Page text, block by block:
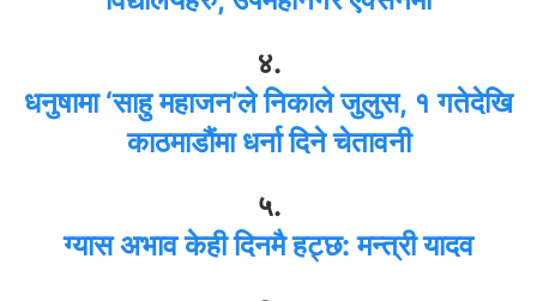
४.
धनुषामा ‘साहु महाजन’ले निकाले जुलुस, १ गतेदेखि
काठमाडौंमा धर्ना दिने चेतावनी
५.
ग्यास अभाव केही दिनमै हट्छ: मन्त्री यादव